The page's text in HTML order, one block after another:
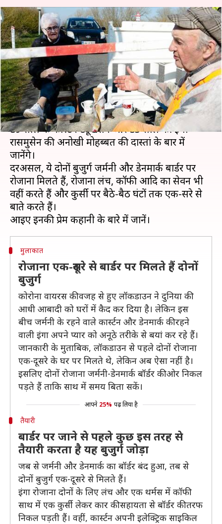
लॉकडाउन की वजह से सीमाएं बंद,
बार्डर पर एक-दूसरे से मिलने जाता है
यह बुजुर्ग जोड़ा
लेखन अंजली Apr 05, 2020 10:39 am
क्या है खबर?
इस प्यार को क्या नाम दूं! आप भी बस यही बोलेंगे जब आप
89 साल के कार्स्टन ट्यूखसेन और 85 साल की इंगा
रासमुसेन की अनोखी मोहब्बत की दास्तां के बार में
जानेंगे।
दरअसल, ये दोनों बुजुर्ग जर्मनी और डेनमार्क बार्डर पर
रोजाना मिलते हैं, रोजाना लंच, कॉफी आदि का सेवन भी
वहीं करते हैं और कुर्सी पर बैठे-बैठ घंटों तक एक-दूसरे से
बाते करते हैं।
मुलाकात
रोजाना एक-दूसरे से बार्डर पर मिलते हैं दोनों
बुजुर्ग
कोरोना वायरस की वजह से हुए लॉकडाउन ने दुनिया की
आधी आबादी को घरों में कैद कर दिया है। लेकिन इस
बीच जर्मनी के रहने वाले कार्स्टन और डेनमार्क की रहने
वाली इंगा अपने प्यार को अनूठे तरीके से बयां कर रहे हैं।
जानकारी के मुताबिक, लॉकडाउन से पहले दोनों रोजाना
एक-दूसरे के घर पर मिलते थे, लेकिन अब ऐसा नहीं है।
इसलिए दोनों रोजाना जर्मनी-डेनमार्क बॉर्डर की ओर निकल
पड़ते हैं ताकि साथ में समय बिता सकें।
आपने 25% पढ़ लिया है
तैयारी
बार्डर पर जाने से पहले कुछ इस तरह से
तैयारी करता है यह बुजुर्ग जोड़ा
जब से जर्मनी और डेनमार्क का बॉर्डर बंद हुआ, तब से
दोनों बुजुर्ग एक-दूसरे से मिलते हैं।
इंगा रोजाना दोनों के लिए लंच और एक थर्मस में कॉफी
साथ में एक कुर्सी लेकर कार की सहायता से बॉर्डर की तरफ
निकल पड़ती हैं। वहीं, कार्स्टन अपनी इलेक्ट्रिक साइकिल